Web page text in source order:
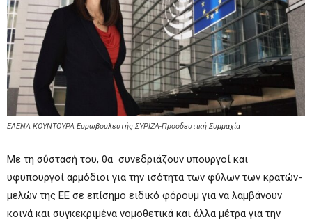
ΕΛΕΝΑ ΚΟΥΝΤΟΥΡΑ Ευρωβουλευτής ΣΥΡΙΖΑ-Προοδευτική Συμμαχία
Με τη σύστασή του, θα συνεδριάζουν υπουργοί και
υφυπουργοί αρμόδιοι για την ισότητα των φύλων των κρατών-
μελών της ΕΕ σε επίσημο ειδικό φόρουμ για να λαμβάνουν
κοινά και συγκεκριμένα νομοθετικά και άλλα μέτρα για την